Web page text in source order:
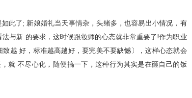
了; 新娘婚礼当天事情杂，头绪多，也容易出小情况，有
与新 的要求，这时候跟妆师的心态就非常重要了!作为职业
越 好，标准越高越好，要完美不要缺憾〕，这样心态就会
就 不尽心化，随便搞一下，这种行为其实是在砸自己的饭